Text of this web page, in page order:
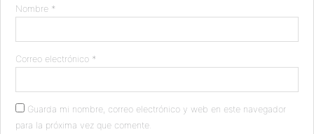
Nombre *
Correo electrónico *
Guarda mi nombre, correo electrónico y web en este navegador
para la próxima vez que comente.